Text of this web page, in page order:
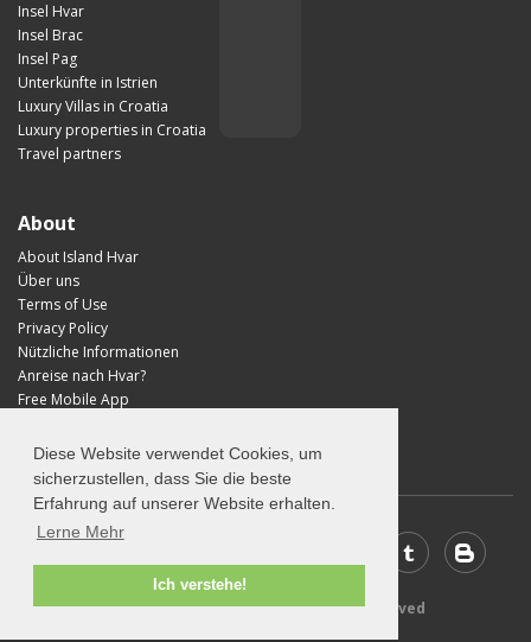
Diese Website verwendet Cookies, um
sicherzustellen, dass Sie die beste
Erfahrung auf unserer Website erhalten.
Lerne Mehr
Ich verstehe!
Insel Hvar
Insel Brac
Insel Pag
Unterkünfte in Istrien
Luxury Villas in Croatia
Luxury properties in Croatia
Travel partners
About
About Island Hvar
Über uns
Terms of Use
Privacy Policy
Nützliche Informationen
Anreise nach Hvar?
Free Mobile App
© 2026 Visit-Hvar.com - All rights reserved